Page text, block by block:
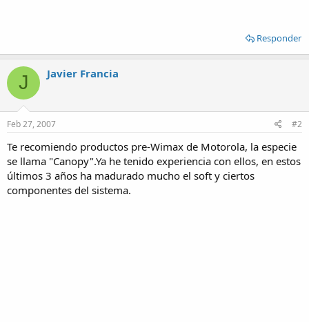
Responder
J Javier Francia
Feb 27, 2007 #2
Te recomiendo productos pre-Wimax de Motorola, la especie
se llama "Canopy".Ya he tenido experiencia con ellos, en estos
últimos 3 años ha madurado mucho el soft y ciertos
componentes del sistema.